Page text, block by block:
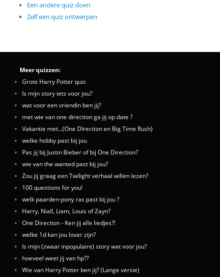
Een andere quiz doen
Zelf een quiz ontwerpen
Meer quizzen:
Grote Harry Potter quiz
Is mijn story iets voor jou?
wat voor een vriendin ben jij?
met wie van one direction ga jij op date ?
Vakantie met...(One DIrection en Big Time Rush)
welke hobby past bij jou
Pas jij bij Justin Bieber of bij One Direction?
wie van the wanted past bij jou?
Zou jij graag een Twilight verhaal willen lezen?
100 questions for you!
welk paarden-pony ras past bij jou ?
Harry, Niall, Liam, Louis of Zayn?
One Direction - Ken jij alle liedjes?!
welke 1d kan jou lover zijn?
Is mijn (zwaar inpopulaire) story wat voor jou?
hoeveel weet jij van hp??
Wie van Harry Potter ben jij? (Lange versie)